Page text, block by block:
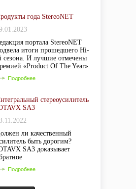
года StereoNET
портала StereoNET
итоги прошедшего Hi-
сезона. И лучшие отмечены
«Product Of The Year».
Подробнее
стереоусилитель
SA3
ли качественный
быть дорогим?
SA3 доказывает
Подробнее